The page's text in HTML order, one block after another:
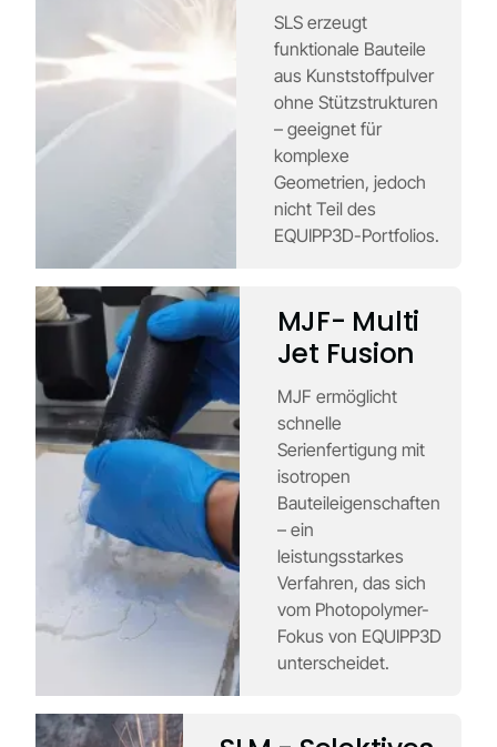
SLS erzeugt
funktionale Bauteile
aus Kunststoffpulver
ohne Stützstrukturen
– geeignet für
komplexe
Geometrien, jedoch
nicht Teil des
EQUIPP3D-Portfolios.
MJF- Multi
Jet Fusion
MJF ermöglicht
schnelle
Serienfertigung mit
isotropen
Bauteileigenschaften
– ein
leistungsstarkes
Verfahren, das sich
vom Photopolymer-
Fokus von EQUIPP3D
unterscheidet.